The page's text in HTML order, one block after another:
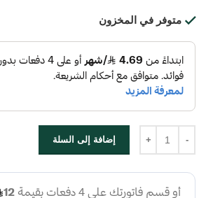
متوفر في المخزون
إضافة إلى السلة